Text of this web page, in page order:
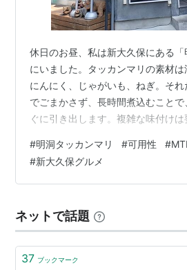
休日のお昼、私は新大久保にある「
にいました。タッカンマリの素材は
にんにく、じゃがいも、ねぎ。そ
でごまかさず、長時間煮込むこと
ぐに引き出します。複雑な味付け
んが鳥を鋏で切り落とし、ぐつぐつ
うど良い頃合いを見計らって、そっ
す。その一連の所作に、無駄があ
は、明日からの障害対応のことを
テム障害は、予告なくやってきま
#明洞タッカンマリ #可用性 #
#新大久保グルメ
ネットで話題
37 ブックマーク